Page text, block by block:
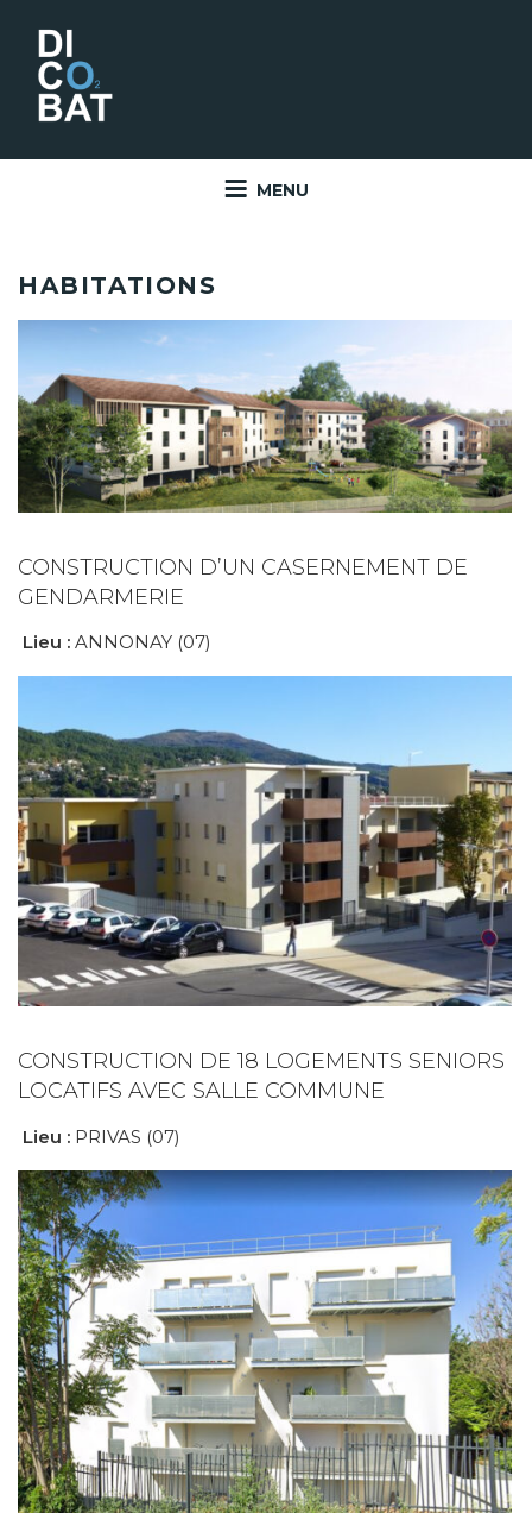
contenu
principal
MENU
HABITATIONS
CONSTRUCTION D’UN CASERNEMENT DE
GENDARMERIE
Lieu : ANNONAY (07)
CONSTRUCTION DE 18 LOGEMENTS SENIORS
LOCATIFS AVEC SALLE COMMUNE
Lieu : PRIVAS (07)